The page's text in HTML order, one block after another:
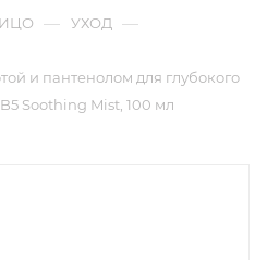
— УХОД —
и пантенолом для глубокого
Soothing Mist, 100 мл